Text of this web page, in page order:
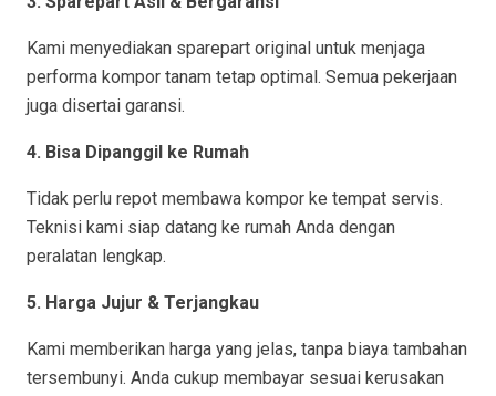
Kami menyediakan sparepart original untuk menjaga
performa kompor tanam tetap optimal. Semua pekerjaan
juga disertai garansi.
4. Bisa Dipanggil ke Rumah
Tidak perlu repot membawa kompor ke tempat servis.
Teknisi kami siap datang ke rumah Anda dengan
peralatan lengkap.
5. Harga Jujur & Terjangkau
Kami memberikan harga yang jelas, tanpa biaya tambahan
tersembunyi. Anda cukup membayar sesuai kerusakan